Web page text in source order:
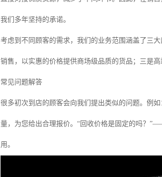
我们多年坚持的承诺。
考虑到不同顾客的需求，我们的业务范围涵盖了三
销售，以实惠的价格提供商场级品质的货品；三是
常见问题解答
很多初次到店的顾客会向我们提出类似的问题。例
量，为您给出合理报价。“回收价格是固定的吗？
用。